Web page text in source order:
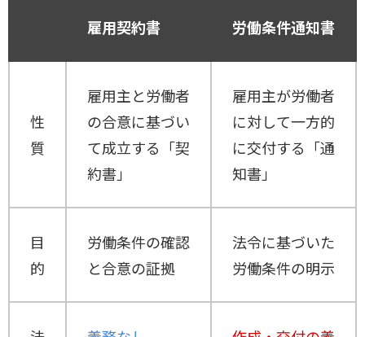
雇用契約書 労働条件通知書
性
質
雇用主と労働者
の合意に基づい
て成立する「契
約書」
雇用主が労働者
に対して一方的
に交付する「通
知書」
目
的
労働条件の確認
と合意の証拠
法令に基づいた
労働条件の明示